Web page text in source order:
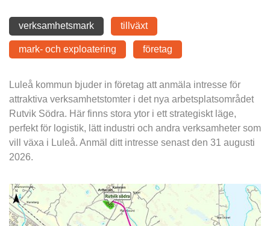
verksamhetsmark tillväxt
mark- och exploatering företag
Luleå kommun bjuder in företag att anmäla intresse för
attraktiva verksamhetstomter i det nya arbetsplatsområdet
Rutvik Södra. Här finns stora ytor i ett strategiskt läge,
perfekt för logistik, lätt industri och andra verksamheter som
vill växa i Luleå. Anmäl ditt intresse senast den 31 augusti
2026.